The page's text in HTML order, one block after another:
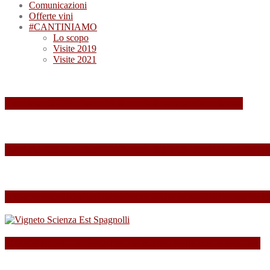
Comunicazioni
Offerte vini
#CANTINIAMO
Lo scopo
Visite 2019
Visite 2021